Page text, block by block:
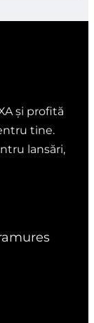
și profită
tine.
lansări,